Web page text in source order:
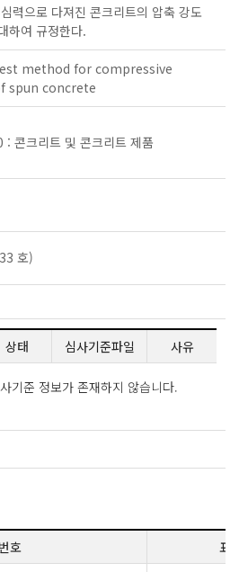
력으로 다져진 콘크리트의 압축 강도
하여 규정한다.
method for compressive
spun concrete
콘크리트 및 콘크리트 제품
호)
상태 심사기준파일 사유
기준 정보가 존재하지 않습니다.
호 표